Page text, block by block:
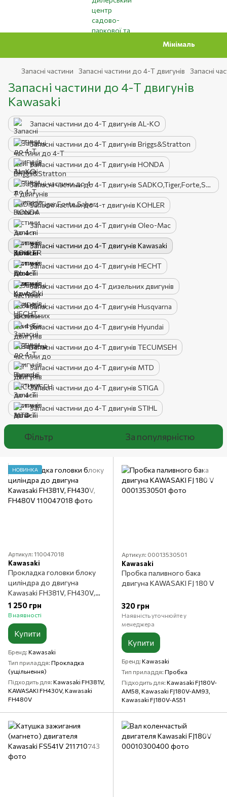
Мінімальна сума
Запасні частини Запасні частини до 4-Т двигунів Запасні
Запасні частини до 4-Т двигунів
Kawasaki
Запасні частини до 4-Т двигунів AL-KO
Запасні частини до 4-Т двигунів Briggs&Stratton
Запасні частини до 4-Т двигунів HONDA
Запасні частини до 4-Т двигунів SADKO,Tiger,Forte,Saber
Запасні частини до 4-т двигунів KOHLER
Запасні частини до 4-Т двигунів Oleo-Mac
Запасні частини до 4-Т двигунів Kawasaki
Запасні частини до 4-Т двигунів HECHT
Запасні частини до 4-Т дизельних двигунів
Запасні частини до 4-Т двигунів Husqvarna
Запасні частини до 4-Т двигунів Hyundai
Запасні частини до 4-T двигунів TECUMSEH
Запасні частини до 4-Т двигунів MTD
Запасні частини до 4-Т двигунів STIGA
Запасні частини до 4-Т двигунів STIHL
Фільтр За популярністю
НОВИНКА
Артикул: 110047018
Kawasaki
Прокладка головки блоку
циліндра до двигуна
Kawasaki FH381V, FH430V,
FH480V
1 250 грн
В наявності
Купити
Бренд Kawasaki
Тип приладдя Прокладка
(ущільнення)
Підходить для Kawasaki FH381V,
KAWASAKI FH430V, Kawasaki
FH480V
Артикул: 00013530501
Kawasaki
Пробка паливного бака
двигуна KAWASAKI FJ 180 V
320 грн
Наявність уточнюйте у
менеджера
Купити
Бренд Kawasaki
Тип приладдя Пробка
Підходить для Kawasaki FJ180V-
AM58, Kawasaki FJ180V-AM93,
Kawasaki FJ180V-AS51